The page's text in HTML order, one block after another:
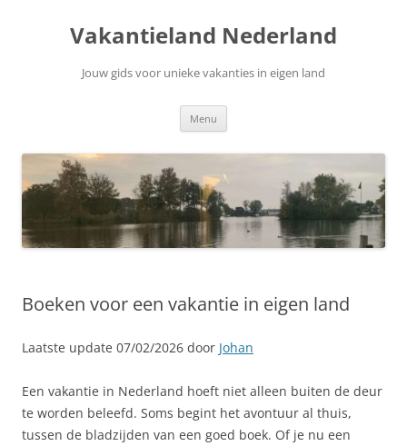
Vakantieland Nederland
Jouw gids voor unieke vakanties in eigen land
Menu
Boeken voor een vakantie in eigen land
Laatste update 07/02/2026 door Johan
Een vakantie in Nederland hoeft niet alleen buiten de deur
te worden beleefd. Soms begint het avontuur al thuis,
tussen de bladzijden van een goed boek. Of je nu een